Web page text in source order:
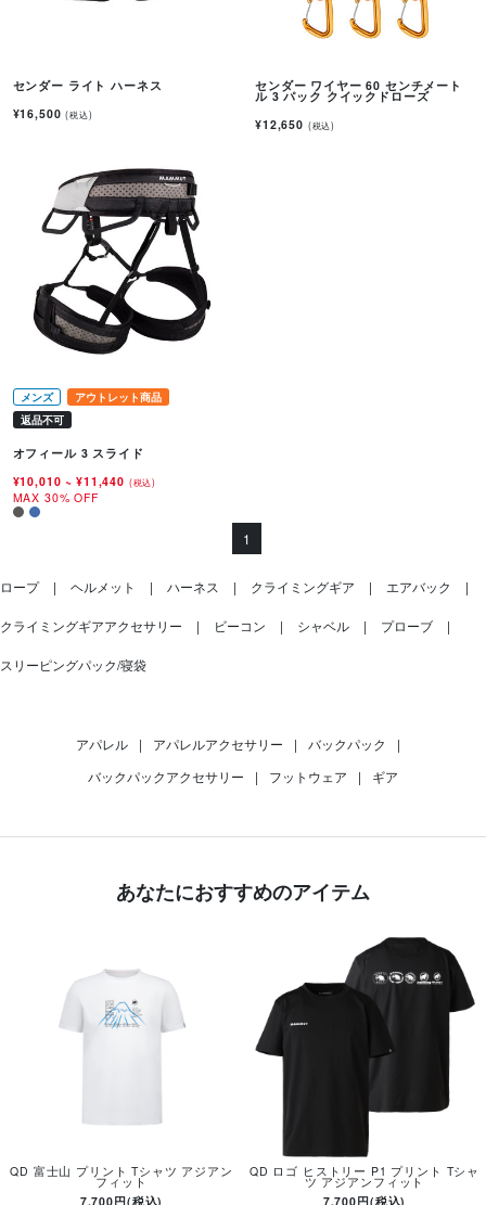
センダー ライト ハーネス
¥16,500(税込)
センダー ワイヤー 60 センチメート
ル 3 パック クイックドローズ
¥12,650 (税込)
メンズ
アウトレット商品
返品不可
オフィール 3 スライド
¥10,010~ ¥11,440 (税込)
MAX 30% OFF
1
ロープ ヘルメット ハーネス クライミングギア エアバック
クライミングギアアクセサリー ビーコン シャベル プローブ
スリーピングパック/寝袋
アパレル | アパレルアクセサリー | バックパック
|
バックパックアクセサリー
| フットウェア | ギア
あなたにおすすめのアイテム
QD 富士山 プリント Tシャツ アジアン
フィット
7,700円(税込)
QD ロゴ ヒストリー P1 プリント Tシャ
ツ アジアンフィット
7,700円(税込)